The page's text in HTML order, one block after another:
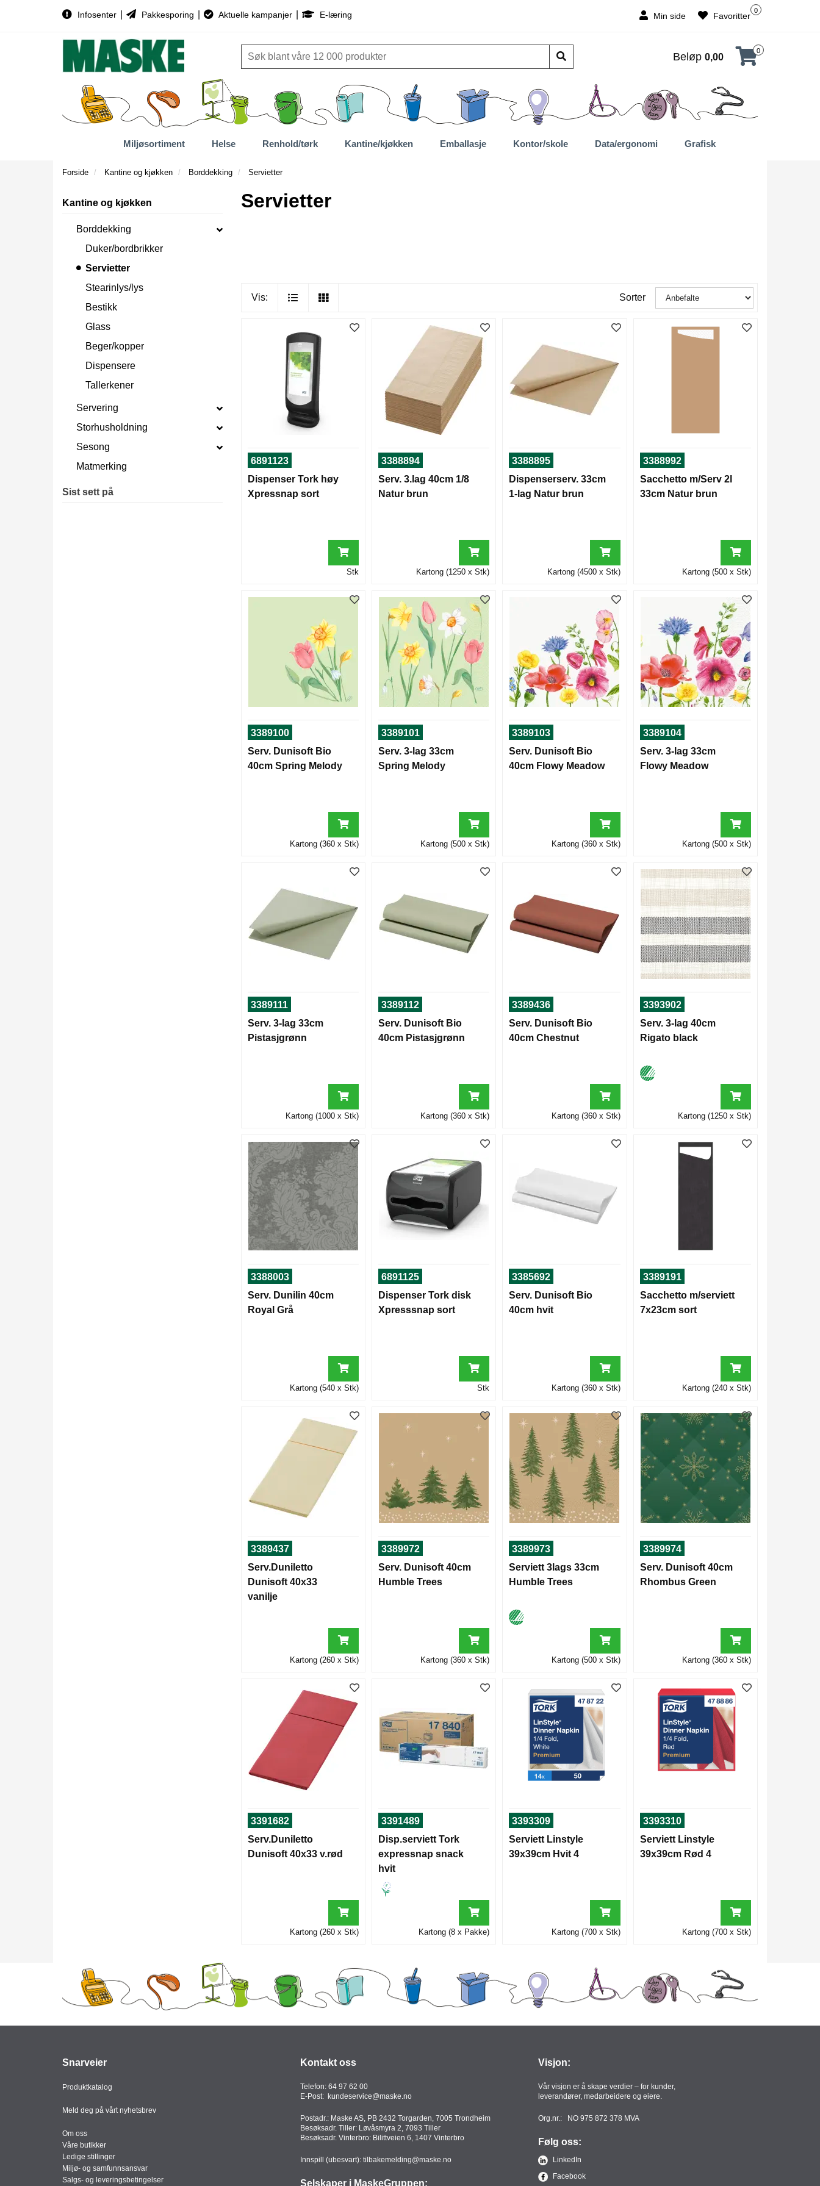
Infosenter Pakkesporing Aktuelle kampanjer E-læring Min side
0
Favoritter
Beløp 0,00
0
Miljøsortiment Helse Renhold/tørk Kantine/kjøkken Emballasje Kontor/skole Data/ergonomi Grafisk
Forside Kantine og kjøkken Borddekking Servietter
Kantine og kjøkken
Borddekking
Duker/bordbrikker
Servietter
Stearinlys/lys
Bestikk
Glass
Beger/kopper
Dispensere
Tallerkener
Servering
Storhusholdning
Sesong
Matmerking
Sist sett på
Servietter
Vis: Sorter
6891123
Dispenser Tork høy
Xpressnap sort
Stk
3388894
Serv. 3.lag 40cm 1/8
Natur brun
Kartong (1250 x Stk)
3388895
Dispenserserv. 33cm
1-lag Natur brun
Kartong (4500 x Stk)
3388992
Sacchetto m/Serv 2l
33cm Natur brun
Kartong (500 x Stk)
3389100
Serv. Dunisoft Bio
40cm Spring Melody
Kartong (360 x Stk)
3389101
Serv. 3-lag 33cm
Spring Melody
Kartong (500 x Stk)
3389103
Serv. Dunisoft Bio
40cm Flowy Meadow
Kartong (360 x Stk)
3389104
Serv. 3-lag 33cm
Flowy Meadow
Kartong (500 x Stk)
3389111
Serv. 3-lag 33cm
Pistasjgrønn
Kartong (1000 x Stk)
3389112
Serv. Dunisoft Bio
40cm Pistasjgrønn
Kartong (360 x Stk)
3389436
Serv. Dunisoft Bio
40cm Chestnut
Kartong (360 x Stk)
3393902
Serv. 3-lag 40cm
Rigato black
Kartong (1250 x Stk)
3388003
Serv. Dunilin 40cm
Royal Grå
Kartong (540 x Stk)
6891125
Dispenser Tork disk
Xpresssnap sort
Stk
3385692
Serv. Dunisoft Bio
40cm hvit
Kartong (360 x Stk)
3389191
Sacchetto m/serviett
7x23cm sort
Kartong (240 x Stk)
3389437
Serv.Duniletto
Dunisoft 40x33
vanilje
Kartong (260 x Stk)
3389972
Serv. Dunisoft 40cm
Humble Trees
Kartong (360 x Stk)
3389973
Serviett 3lags 33cm
Humble Trees
Kartong (500 x Stk)
3389974
Serv. Dunisoft 40cm
Rhombus Green
Kartong (360 x Stk)
3391682
Serv.Duniletto
Dunisoft 40x33 v.rød
Kartong (260 x Stk)
3391489
Disp.serviett Tork
expressnap snack
hvit
Kartong (8 x Pakke)
3393309
Serviett Linstyle
39x39cm Hvit 4
Kartong (700 x Stk)
3393310
Serviett Linstyle
39x39cm Rød 4
Kartong (700 x Stk)
Snarveier
Produktkatalog
Meld deg på vårt nyhetsbrev
Om oss
Våre butikker
Ledige stillinger
Miljø- og samfunnsansvar
Salgs- og leveringsbetingelser
Kontakt oss
Telefon: 64 97 62 00
E-Post: kundeservice@maske.no
Postadr.: Maske AS, PB 2432 Torgarden, 7005 Trondheim
Besøksadr. Tiller: Løvåsmyra 2, 7093 Tiller
Besøksadr. Vinterbro: Bilittveien 6, 1407 Vinterbro
Innspill (ubesvart): tilbakemelding@maske.no
Selskaper i MaskeGruppen:
Visjon:
Vår visjon er å skape verdier – for kunder,
leverandører, medarbeidere og eiere.
Org.nr.: NO 975 872 378 MVA
Følg oss:
LinkedIn
Facebook